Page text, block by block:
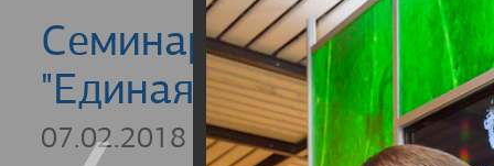
Cеминар для
"Единая страна -
07.02.2018